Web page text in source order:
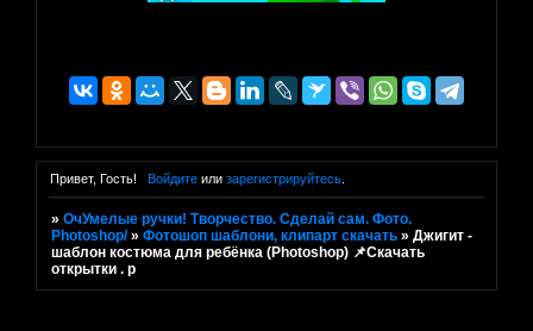
Привет, Гость! Войдитеили зарегистрируйтесь.
»ОчУмелые ручки! Творчество. Сделай сам. Фото.
Photoshop/ »Фотошоп шаблони, клипарт скачать »Джигит -
шаблон костюма для ребёнка (Photoshop) 📌Скачать
открытки . р